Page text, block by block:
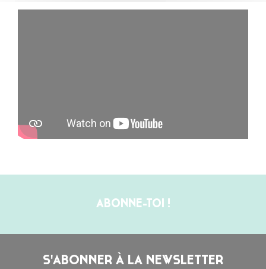
ABONNE-TOI !
S'ABONNER À LA NEWSLETTER